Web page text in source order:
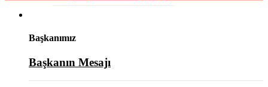
Başkanımız
Başkanın Mesajı